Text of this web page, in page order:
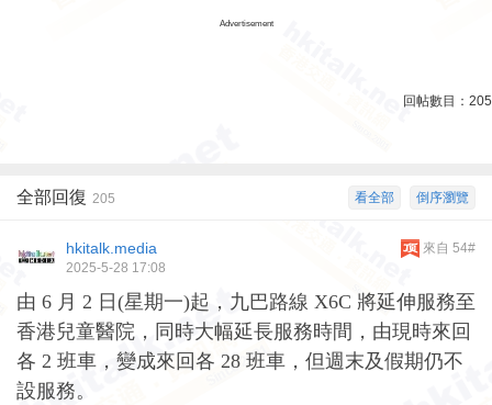
Advertisement
回帖數目： 205
倒序瀏覽
看全部
全部回復 205
來自 54#
hkitalk.media
2025-5-28 17:08
由 6 月 2 日(星期一)起，九巴路線 X6C 將延伸服務至
香港兒童醫院，同時大幅延長服務時間，由現時來回
各 2 班車，變成來回各 28 班車，但週末及假期仍不
設服務。